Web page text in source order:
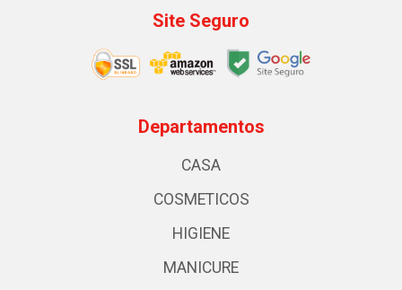
Site Seguro
Departamentos
CASA
COSMETICOS
HIGIENE
MANICURE